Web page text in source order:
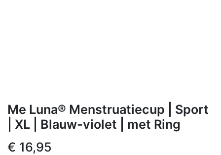
Me Luna® Menstruatiecup | Sport
| XL | Blauw-violet | met Ring
€ 16,95